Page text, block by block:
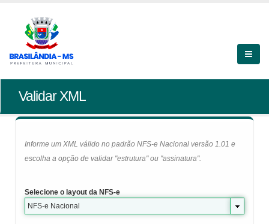
Validar XML
Informe um XML válido no padrão NFS-e Nacional versão 1.01 e
escolha a opção de validar "estrutura" ou "assinatura".
Selecione o layout da NFS-e
NFS-e Nacional